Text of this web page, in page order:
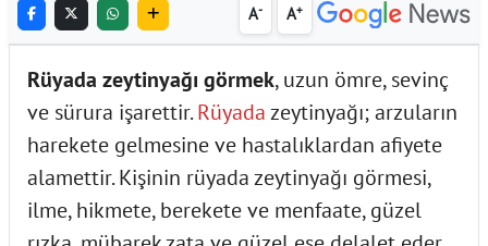
A- A+
Rüyada zeytinyağı görmek, uzun ömre, sevinç
ve sürura işarettir.Rüyadazeytinyağı; arzuların
harekete gelmesine ve hastalıklardan afiyete
alamettir. Kişinin rüyada zeytinyağı görmesi,
ilme, hikmete, berekete ve menfaate, güzel